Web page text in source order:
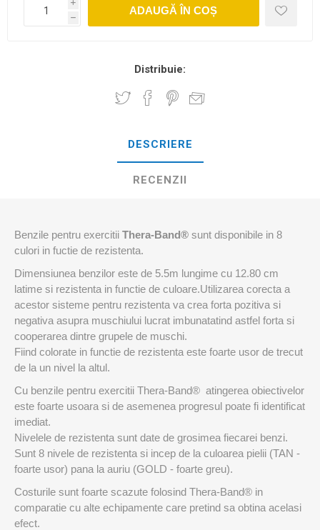
i
h
ADAUGĂ ÎN COȘ
Distribuie:
DESCRIERE
RECENZII
Benzile pentru exercitii Thera-Band® sunt disponibile in 8
culori in fuctie de rezistenta.
Dimensiunea benzilor este de 5.5m lungime cu 12.80 cm
latime si rezistenta in functie de culoare.Utilizarea corecta a
acestor sisteme pentru rezistenta va crea forta pozitiva si
negativa asupra muschiului lucrat imbunatatind astfel forta si
cooperarea dintre grupele de muschi.
Fiind colorate in functie de rezistenta este foarte usor de trecut
de la un nivel la altul.
Cu benzile pentru exercitii Thera-Band® atingerea obiectivelor
este foarte usoara si de asemenea progresul poate fi identificat
imediat.
Nivelele de rezistenta sunt date de grosimea fiecarei benzi.
Sunt 8 nivele de rezistenta si incep de la culoarea pielii (TAN -
foarte usor) pana la auriu (GOLD - foarte greu).
Costurile sunt foarte scazute folosind Thera-Band® in
comparatie cu alte echipamente care pretind sa obtina acelasi
efect.